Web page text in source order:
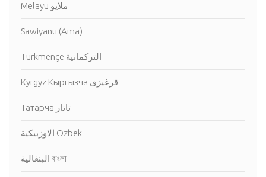
Melayu ملايو
Sawiyanu (Ama)
Türkmençe التركمانية
Kyrgyz Кыргызча قرغيزى
Татарча تاتار
الاوزبيكية Ozbek
البنغالية বাংলা